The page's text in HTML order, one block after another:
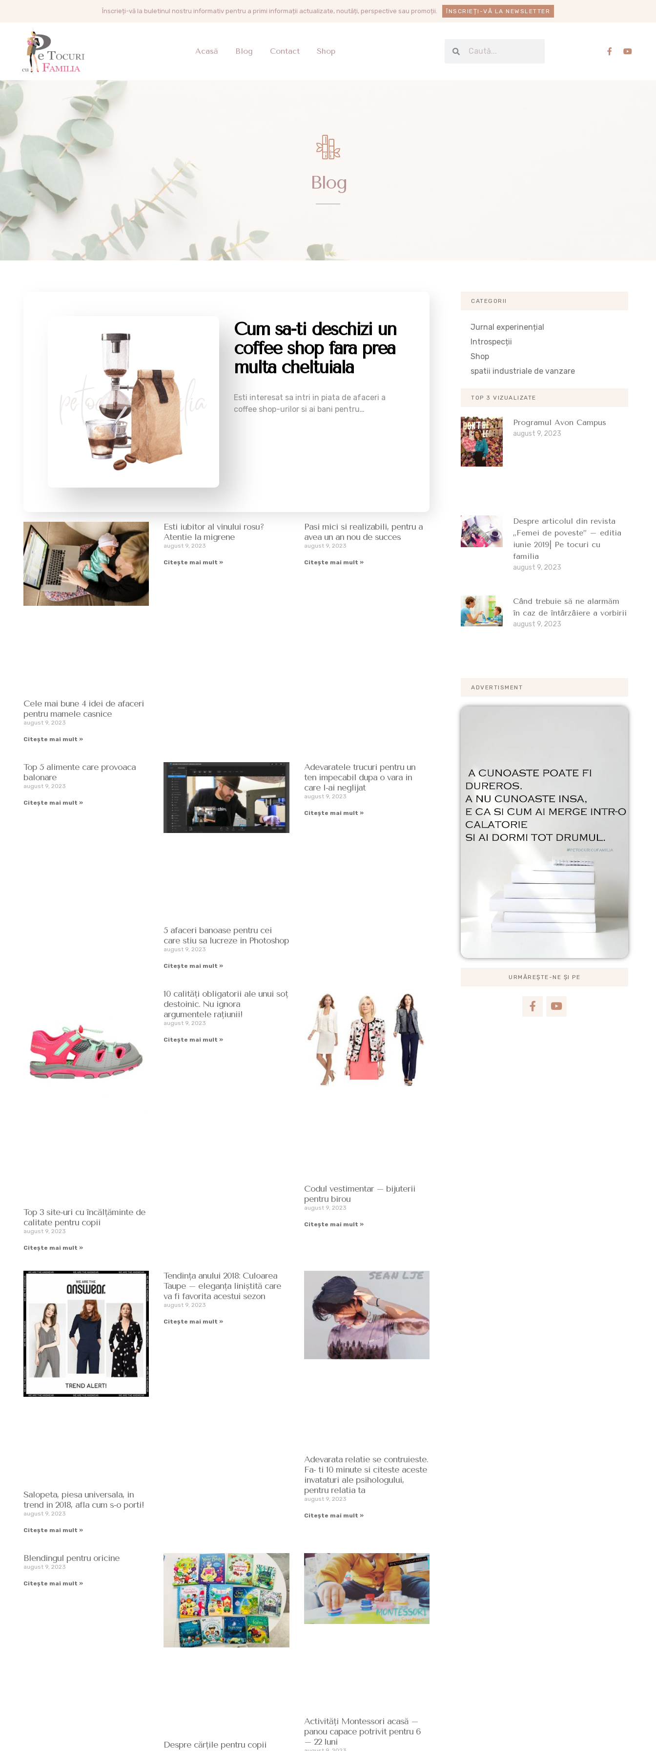
Înscrieți-vă la buletinul nostru informativ pentru a primi informații actualizate, noutăți, perspective sau promoții. ÎNSCRIEȚI-VĂ LA NEWSLETTER
Acasă Blog Contact Shop
Blog
Cum sa-ti deschizi un
coffee shop fara prea
multa cheltuiala
Esti interesat sa intri in piata de afaceri a
coffee shop-urilor si ai bani pentru…
Cele mai bune 4 idei de afaceri
pentru mamele casnice
august 9, 2023
Citește mai mult »
Esti iubitor al vinului rosu?
Atentie la migrene
august 9, 2023
Citește mai mult »
Pasi mici si realizabili, pentru a
avea un an nou de succes
august 9, 2023
Citește mai mult »
Top 5 alimente care provoaca
balonare
august 9, 2023
Citește mai mult »
5 afaceri banoase pentru cei
care stiu sa lucreze in Photoshop
august 9, 2023
Citește mai mult »
Adevaratele trucuri pentru un
ten impecabil dupa o vara in
care l-ai neglijat
august 9, 2023
Citește mai mult »
Top 3 site-uri cu încălțăminte de
calitate pentru copii
august 9, 2023
Citește mai mult »
10 calități obligatorii ale unui soț
destoinic. Nu ignora
argumentele rațiunii!
august 9, 2023
Citește mai mult »
Codul vestimentar – bijuterii
pentru birou
august 9, 2023
Citește mai mult »
Salopeta, piesa universala, in
trend in 2018, afla cum s-o porti!
august 9, 2023
Citește mai mult »
Tendința anului 2018: Culoarea
Taupe – eleganța liniștită care
va fi favorita acestui sezon
august 9, 2023
Citește mai mult »
Adevarata relatie se contruieste.
Fa- ti 10 minute si citeste aceste
invataturi ale psihologului,
pentru relatia ta
august 9, 2023
Citește mai mult »
Blendingul pentru oricine
august 9, 2023
Citește mai mult »
Despre cărțile pentru copii
Activități Montessori acasă –
panou capace potrivit pentru 6
– 22 luni
CATEGORII
Jurnal experinențial
Introspecții
Shop
spatii industriale de vanzare
TOP 3 VIZUALIZATE
Programul Avon Campus
august 9, 2023
Despre articolul din revista
„Femei de poveste” – editia
iunie 2019| Pe tocuri cu
familia
august 9, 2023
Când trebuie să ne alarmăm
în caz de întârzâiere a vorbirii
august 9, 2023
ADVERTISMENT
URMĂREȘTE-NE ȘI PE